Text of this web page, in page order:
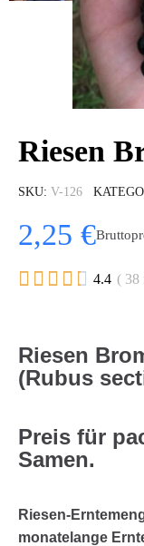
Riesen
SKU V-126
2,25 €
     4.4 ( 38
Riesen
(Rubus
Preis für
Samen.
Riesen-
monatelange